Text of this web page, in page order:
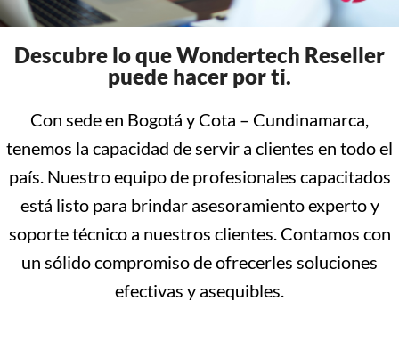
Descubre lo que Wondertech Reseller
puede hacer por ti.
Con sede en Bogotá y Cota – Cundinamarca,
tenemos la capacidad de servir a clientes en todo el
país. Nuestro equipo de profesionales capacitados
está listo para brindar asesoramiento experto y
soporte técnico a nuestros clientes. Contamos con
un sólido compromiso de ofrecerles soluciones
efectivas y asequibles.